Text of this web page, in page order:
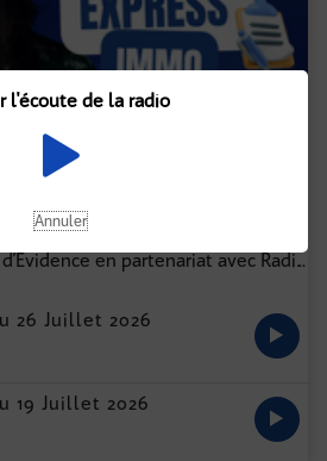
Réalisée par l’équipe d’Évidence en partenariat avec Radio Immo, Express Immo vous propose chaque semaine une revue de presse audio des actualités marquantes du secteur.
26 Juillet 2026
19 Juillet 2026
l'écoute de la radio
Annuler